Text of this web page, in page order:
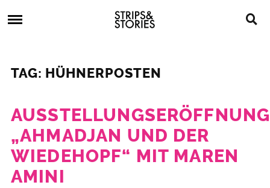
to
Strips
&
Stories
Comics,
TAG: HÜHNERPOSTEN
AUSSTELLUNGSERÖFFNUNG
„AHMADJAN UND DER
WIEDEHOPF“ MIT MAREN
AMINI